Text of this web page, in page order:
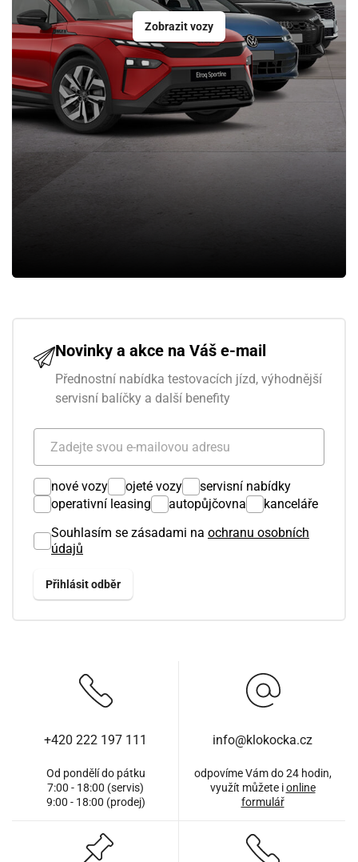
Zobrazit vozy
Novinky a akce na Váš e-mail
Přednostní nabídka testovacích jízd, výhodnější
servisní balíčky a další benefity
nové vozy ojeté vozy
servisní nabídky
operativní leasing
autopůjčovna
kanceláře
Souhlasím se zásadami na ochranu osobních
údajů
+420 222 197 111
Od pondělí do pátku
7:00 - 18:00 (servis)
9:00 - 18:00 (prodej)
info@klokocka.cz
odpovíme Vám do 24 hodin,
využít můžete ionline
formulář